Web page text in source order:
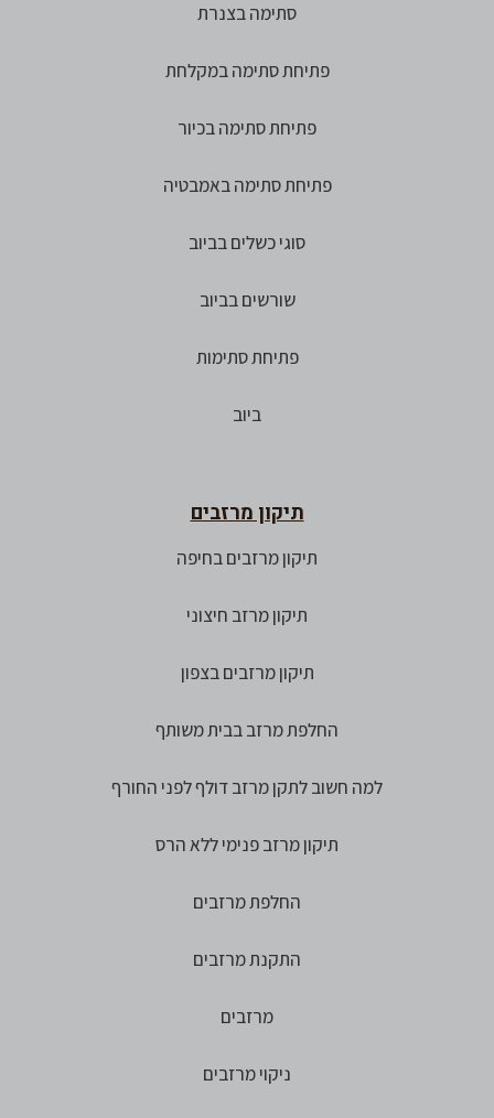
סתימה בצנרת
פתיחת סתימה במקלחת
פתיחת סתימה בכיור
פתיחת סתימה באמבטיה
סוגי כשלים בביוב
שורשים בביוב
פתיחת סתימות
ביוב
תיקון מרזבים
תיקון מרזבים בחיפה
תיקון מרזב חיצוני
תיקון מרזבים בצפון
החלפת מרזב בבית משותף
למה חשוב לתקן מרזב דולף לפני החורף
תיקון מרזב פנימי ללא הרס
החלפת מרזבים
התקנת מרזבים
מרזבים
ניקוי מרזבים